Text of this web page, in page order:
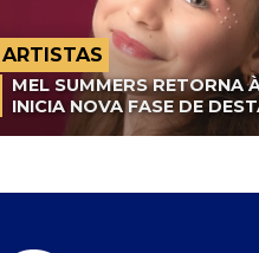
ARTISTAS
MEL SUMMERS RETORNA
INICIA NOVA FASE DE